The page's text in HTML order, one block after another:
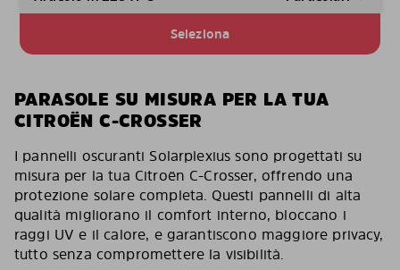
Seleziona
PARASOLE SU MISURA PER LA TUA
CITROËN C-CROSSER
I pannelli oscuranti Solarplexius sono progettati su
misura per la tua Citroën C-Crosser, offrendo una
protezione solare completa. Questi pannelli di alta
qualità migliorano il comfort interno, bloccano i
raggi UV e il calore, e garantiscono maggiore privacy,
tutto senza compromettere la visibilità.